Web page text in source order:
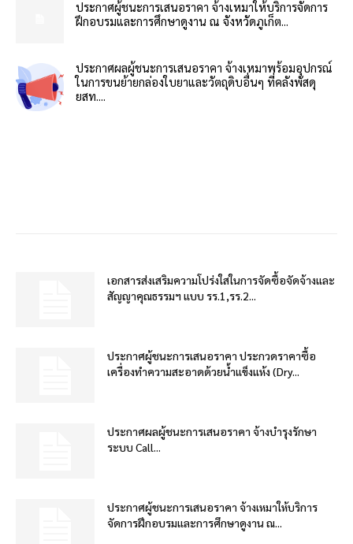
ประกาศผู้ชนะการเสนอราคา จ้างเหมาให้บริการจัดการ
ฝึกอบรมและการศึกษาดูงาน ณ จังหวัดภูเก็ต...
ประกาศผลผู้ชนะการเสนอราคา จ้างเหมาพร้อมอุปกรณ์
ในการขนย้ายกล่องใบยาและวัตถุดิบอื่นๆ ที่คลังพัสดุ
ยสท....
เอกสารส่งเสริมความโปร่งใสในการจัดซื้อจัดจ้างและ
สัญญาคุณธรรมฯ แบบ รร.1,รร.2...
ประกาศผู้ชนะการเสนอราคา ประกวดราคาซื้อ
เครื่องทำความสะอาดด้วยน้ำแข็งแห้ง (Dry...
ประกาศผลผู้ชนะการเสนอราคา จ้างบำรุงรักษา
ระบบ Call...
ประกาศผู้ชนะการเสนอราคา จ้างเหมาให้บริการ
จัดการฝึกอบรมและการศึกษาดูงาน ณ...